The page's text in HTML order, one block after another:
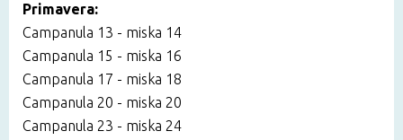
Primavera:
Campanula 13 - miska 14
Campanula 15 - miska 16
Campanula 17 - miska 18
Campanula 20 - miska 20
Campanula 23 - miska 24